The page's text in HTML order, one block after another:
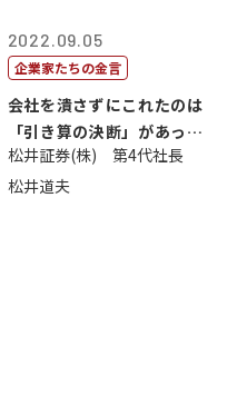
2022.09.05
企業家たちの金言
会社を潰さずにこれたのは
「引き算の決断」があった
から
松井証券(株) 第4代社長
松井道夫